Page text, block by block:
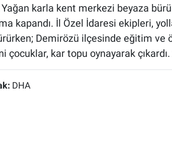
karla kent merkezi beyaza
kapandı. İl Özel İdaresi ekipleri,
Demirözü ilçesinde eğitim ve
çocuklar, kar topu oynayarak
DHA